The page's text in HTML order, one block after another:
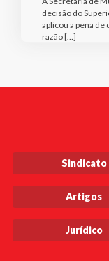
decisão do
aplicou a pena
razão […]
Sindicato
Artigos
Jurídico